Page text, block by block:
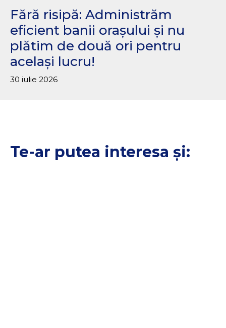
Fără risipă: Administrăm
eficient banii orașului și nu
plătim de două ori pentru
același lucru!
30 iulie 2026
Te-ar putea interesa și: